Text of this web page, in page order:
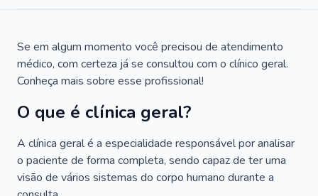
Se em algum momento você precisou de atendimento
médico, com certeza já se consultou com o clínico geral.
Conheça mais sobre esse profissional!
O que é clínica geral?
A clínica geral é a especialidade responsável por analisar
o paciente de forma completa, sendo capaz de ter uma
visão de vários sistemas do corpo humano durante a